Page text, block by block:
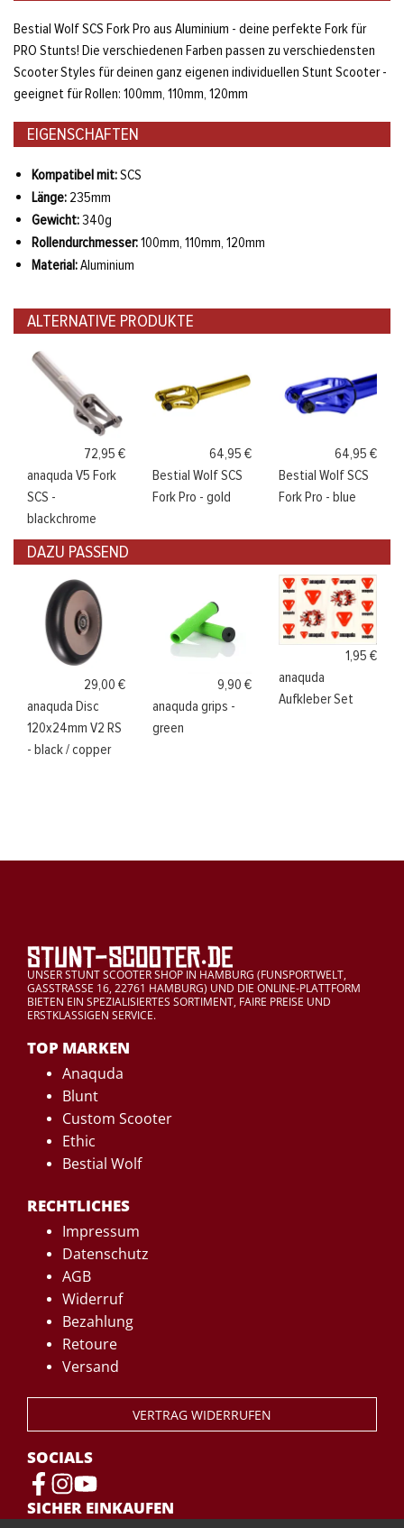
Bestial Wolf SCS Fork Pro aus Aluminium - deine perfekte Fork für
PRO Stunts! Die verschiedenen Farben passen zu verschiedensten
Scooter Styles für deinen ganz eigenen individuellen Stunt Scooter -
geeignet für Rollen: 100mm, 110mm, 120mm
EIGENSCHAFTEN
Kompatibel mit:SCS
Länge: 235mm
Gewicht:340g
Rollendurchmesser:100mm, 110mm, 120mm
Material:Aluminium
ALTERNATIVE PRODUKTE
72,95 €
anaquda V5 Fork
SCS -
blackchrome
64,95 €
Bestial Wolf SCS
Fork Pro - gold
64,95 €
Bestial Wolf SCS
Fork Pro - blue
DAZU PASSEND
29,00 €
anaquda Disc
120x24mm V2 RS
- black / copper
9,90 €
anaquda grips -
green
1,95 €
anaquda
Aufkleber Set
UNSER STUNT SCOOTER SHOP IN HAMBURG (FUNSPORTWELT,
GASSTRASSE 16, 22761 HAMBURG) UND DIE ONLINE-PLATTFORM
BIETEN EIN SPEZIALISIERTES SORTIMENT, FAIRE PREISE UND
ERSTKLASSIGEN SERVICE.
TOP MARKEN
Anaquda
Blunt
Custom Scooter
Ethic
Bestial Wolf
RECHTLICHES
Impressum
Datenschutz
AGB
Widerruf
Bezahlung
Retoure
Versand
VERTRAG WIDERRUFEN
SOCIALS
SICHER EINKAUFEN